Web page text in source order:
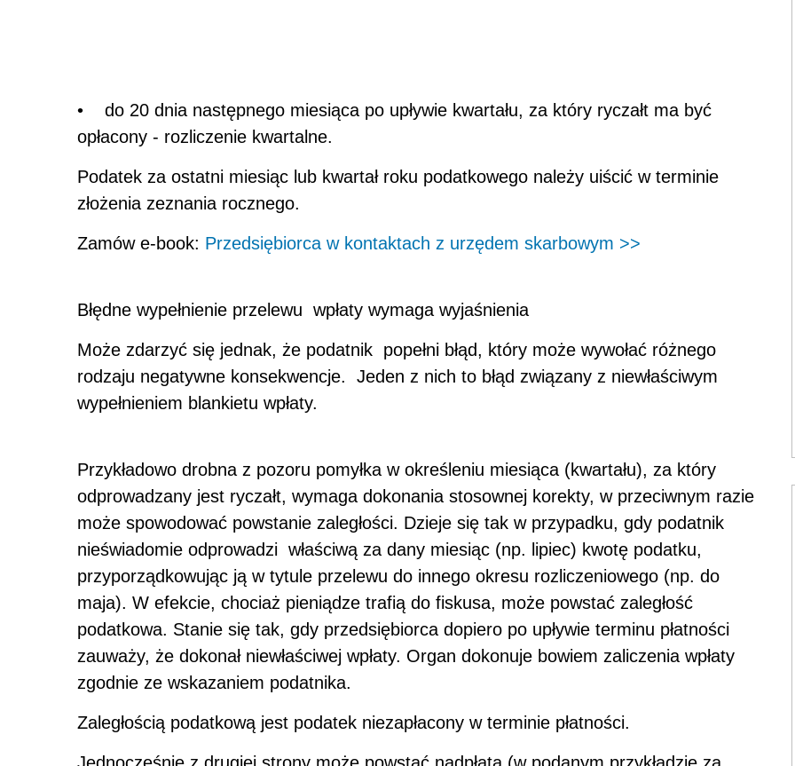
• do 20 dnia następnego miesiąca po upływie kwartału, za który ryczałt ma być
opłacony - rozliczenie kwartalne.
Podatek za ostatni miesiąc lub kwartał roku podatkowego należy uiścić w terminie
złożenia zeznania rocznego.
Zamów e-book: Przedsiębiorca w kontaktach z urzędem skarbowym >>
Błędne wypełnienie przelewu wpłaty wymaga wyjaśnienia
Może zdarzyć się jednak, że podatnik popełni błąd, który może wywołać różnego
rodzaju negatywne konsekwencje. Jeden z nich to błąd związany z niewłaściwym
wypełnieniem blankietu wpłaty.
Przykładowo drobna z pozoru pomyłka w określeniu miesiąca (kwartału), za który
odprowadzany jest ryczałt, wymaga dokonania stosownej korekty, w przeciwnym razie
może spowodować powstanie zaległości. Dzieje się tak w przypadku, gdy podatnik
nieświadomie odprowadzi właściwą za dany miesiąc (np. lipiec) kwotę podatku,
przyporządkowując ją w tytule przelewu do innego okresu rozliczeniowego (np. do
maja). W efekcie, chociaż pieniądze trafią do fiskusa, może powstać zaległość
podatkowa. Stanie się tak, gdy przedsiębiorca dopiero po upływie terminu płatności
zauważy, że dokonał niewłaściwej wpłaty. Organ dokonuje bowiem zaliczenia wpłaty
zgodnie ze wskazaniem podatnika.
Zaległością podatkową jest podatek niezapłacony w terminie płatności.